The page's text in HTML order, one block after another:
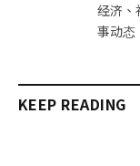
经济、
事动态
KEEP READING